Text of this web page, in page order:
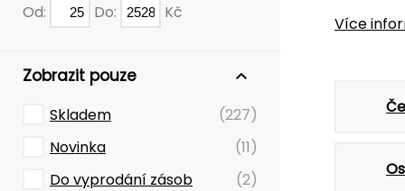
Od: Do: Kč
Zobrazit pouze
Skladem
(227)
Novinka
(11)
Do vyprodání zásob
(2)
Více